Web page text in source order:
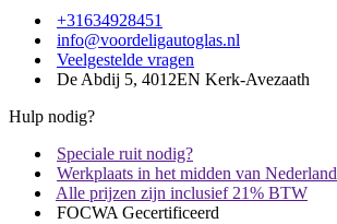
+31634928451
info@voordeligautoglas.nl
Veelgestelde vragen
De Abdij 5, 4012EN Kerk-Avezaath
Hulp nodig?
Speciale ruit nodig?
Werkplaats in het midden van Nederland
Alle prijzen zijn inclusief 21% BTW
FOCWA Gecertificeerd